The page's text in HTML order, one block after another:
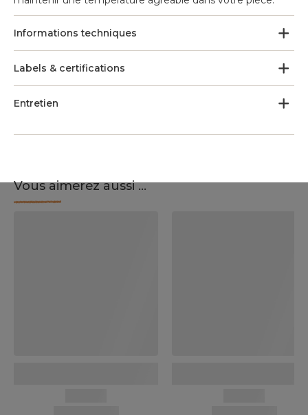
Informations techniques
Labels & certifications
Entretien
Vous aimerez aussi ...